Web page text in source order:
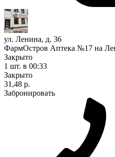
ул. Ленина, д. 36
ФармОстров Аптека №17 на
Закрыто
1 шт. в 00:33
Закрыто
31,48 р.
Забронировать